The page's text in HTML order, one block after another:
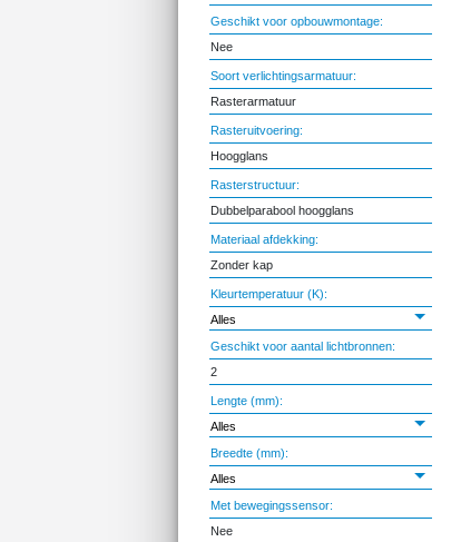
Geschikt voor opbouwmontage:
Nee
Soort verlichtingsarmatuur:
Rasterarmatuur
Rasteruitvoering:
Hoogglans
Rasterstructuur:
Dubbelparabool hoogglans
Materiaal afdekking:
Zonder kap
Kleurtemperatuur (K):
Alles
Geschikt voor aantal lichtbronnen:
2
Lengte (mm):
Alles
Breedte (mm):
Alles
Met bewegingssensor:
Nee